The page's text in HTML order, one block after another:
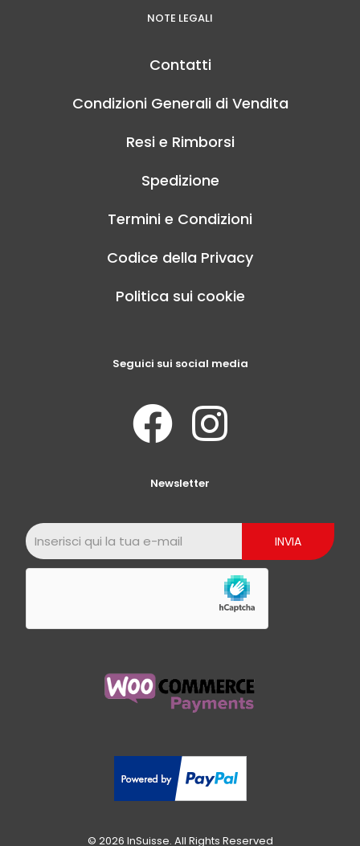
NOTE LEGALI
Contatti
Condizioni Generali di Vendita
Resi e Rimborsi
Spedizione
Termini e Condizioni
Codice della Privacy
Politica sui cookie
Seguici sui social media
Newsletter
© 2026 InSuisse. All Rights Reserved